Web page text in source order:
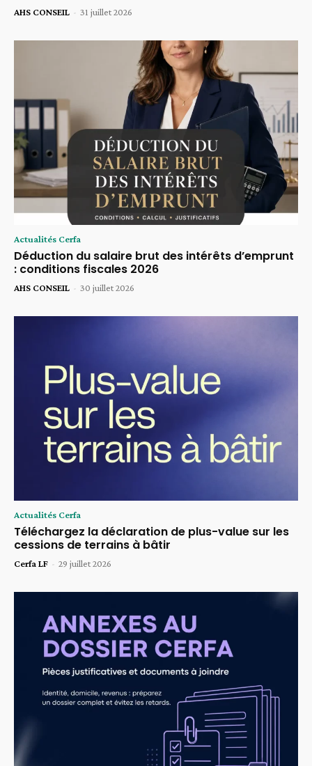
AHS CONSEIL - 31 juillet 2026
Actualités Cerfa
Déduction du salaire brut des intérêts d’emprunt
: conditions fiscales 2026
AHS CONSEIL - 30 juillet 2026
Actualités Cerfa
Téléchargez la déclaration de plus-value sur les
cessions de terrains à bâtir
Cerfa LF - 29 juillet 2026